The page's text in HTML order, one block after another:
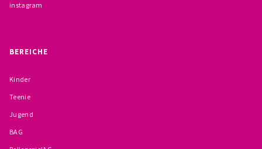
instagram
BEREICHE
Kinder
Teenie
Jugend
BAG